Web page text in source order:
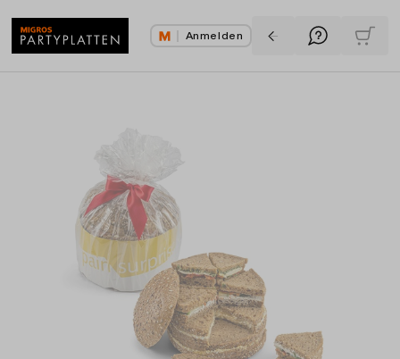
Anmelden